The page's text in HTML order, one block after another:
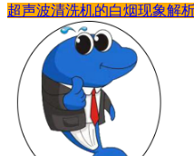
超声波清洗机的白烟现象解